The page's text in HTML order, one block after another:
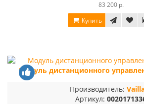
83 200 р.
Купить
Модуль дистанционного
Производитель:
Артикул: